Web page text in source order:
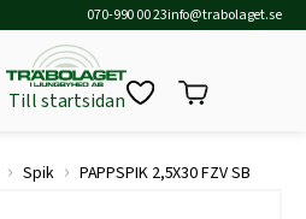
070-990 00 23info@trabolaget.se
Till startsidan
› Spik › PAPPSPIK 2,5X30 FZV SB